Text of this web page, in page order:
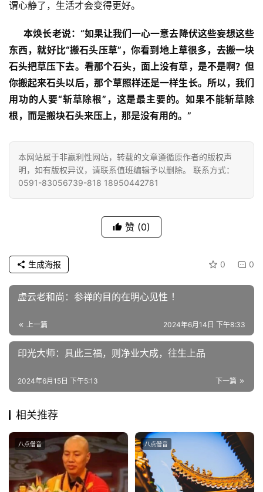
谈
乐
菩
提
专
题
公
益
慈
善
人
物
寺
巡
礼
视
频
录
佛
教
登录
谓心静了，生活才会变得更好。
本焕长老说：“如果让我们一心一意去降伏这些妄想这些
东西，就好比“搬石头压草”，你看到地上草很多，去搬一块
石头把草压下去。看那个石头，面上没有草，是不是啊？但
你搬起来石头以后，那个草照样还是一样生长。所以，我们
用功的人要“斩草除根”，这是最主要的。如果不能斩草除
根，而是搬块石头来压上，那是没有用的。”
本网站属于非赢利性网站，转载的文章遵循原作者的版权声
明，如有版权异议，请联系值班编辑予以删除。 联系方式：
0591-83056739-818 18950442781
赞 (0)
0 0
生成海报
虚云老和尚：参禅的目的在明心见性 ！
上一篇 2024年6月14日 下午8:33
印光大师：具此三福，则净业大成，往生上品
下一篇
2024年6月15日 下午5:13
相关推荐
八点僧音 八点僧音